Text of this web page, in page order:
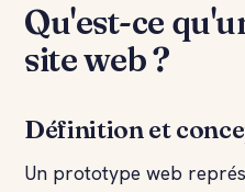
Qu'est-ce
site web ?
Définition et
Un prototype web